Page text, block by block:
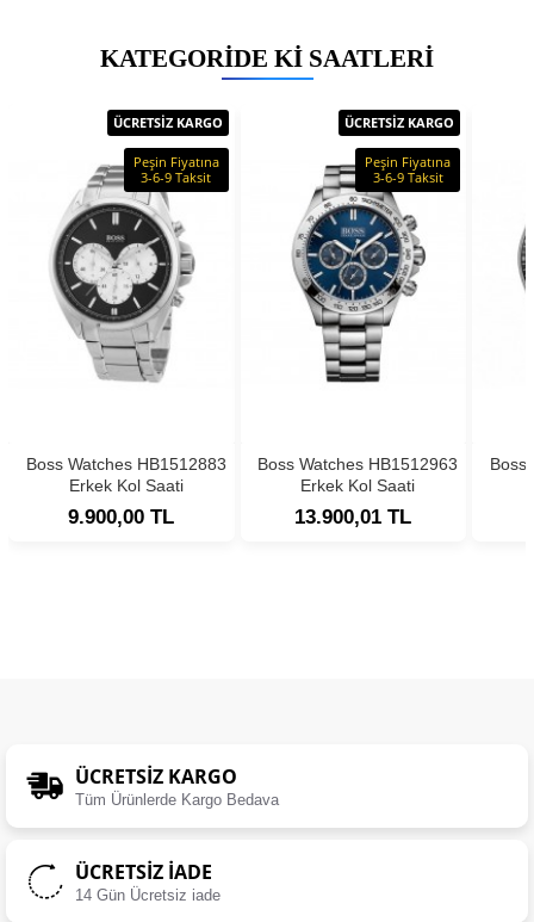
KATEGORIDE KI SAATLERI
ÜCRETSİZ KARGO
Peşin Fiyatına
3-6-9 Taksit
Boss Watches HB1512883
Erkek Kol Saati
9.900,00 TL
ÜCRETSİZ KARGO
Peşin Fiyatına
3-6-9 Taksit
Boss Watches HB1512963
Erkek Kol Saati
13.900,01 TL
Boss
ÜCRETSIZ KARGO
Tüm Ürünlerde Kargo Bedava
ÜCRETSIZ İADE
14 Gün Ücretsiz iade